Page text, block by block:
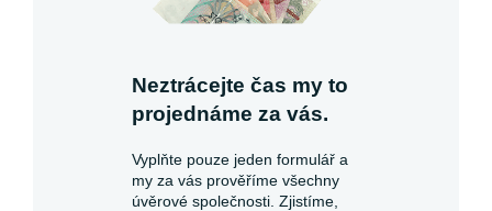
Neztrácejte čas my to
projednáme za vás.
Vyplňte pouze jeden formulář a
my za vás prověříme všechny
úvěrové společnosti. Zjistíme,